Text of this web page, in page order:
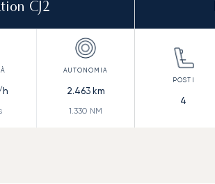
CJ2
h 2.463km
1.330 NM
4